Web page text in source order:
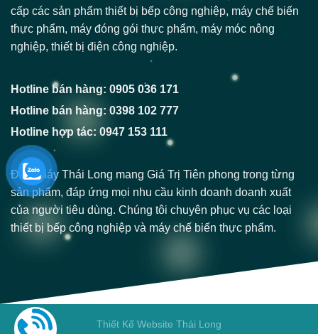
cấp các sản phẩm thiết bị bếp công nghiệp, máy chế biến
thực phẩm, máy đóng gói thực phẩm, máy móc nông
nghiệp, thiết bị điện công nghiệp.
Hotline bán hàng: 0905 036 171
Hotline bán hàng: 0398 102 777
Hotline hợp tác: 0947 153 111
Điện Máy Thái Long mang Giá Trị Tiên phong trong từng
sản phẩm, đáp ứng mọi nhu cầu kinh doanh doanh xuất
của người tiêu dùng. Chúng tôi chuyên phục vụ các loại
thiết bị bếp công nghiệp và máy chế biến thực phẩm.
Thiết Kế Website Thái Long